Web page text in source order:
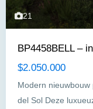
21
BP4458BELL –
$2.050.000
Modern
del Sol Deze